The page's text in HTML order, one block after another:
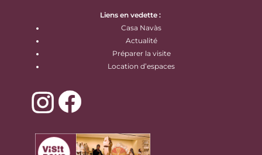
Liens en vedette :
Casa Navàs
Actualité
Préparer la visite
Location d’espaces